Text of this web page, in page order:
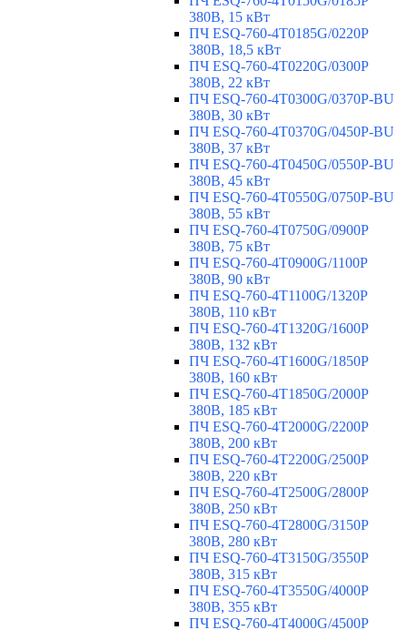
380В, 15 кВт
ПЧ ESQ-760-4T0185G/0220P
380В, 18,5 кВт
ПЧ ESQ-760-4T0220G/0300P
380В, 22 кВт
ПЧ ESQ-760-4T0300G/0370P-BU
380В, 30 кВт
ПЧ ESQ-760-4T0370G/0450P-BU
380В, 37 кВт
ПЧ ESQ-760-4T0450G/0550P-BU
380В, 45 кВт
ПЧ ESQ-760-4T0550G/0750P-BU
380В, 55 кВт
ПЧ ESQ-760-4T0750G/0900P
380В, 75 кВт
ПЧ ESQ-760-4T0900G/1100P
380В, 90 кВт
ПЧ ESQ-760-4T1100G/1320P
380В, 110 кВт
ПЧ ESQ-760-4T1320G/1600P
380В, 132 кВт
ПЧ ESQ-760-4T1600G/1850P
380В, 160 кВт
ПЧ ESQ-760-4T1850G/2000P
380В, 185 кВт
ПЧ ESQ-760-4T2000G/2200P
380В, 200 кВт
ПЧ ESQ-760-4T2200G/2500P
380В, 220 кВт
ПЧ ESQ-760-4T2500G/2800P
380В, 250 кВт
ПЧ ESQ-760-4T2800G/3150P
380В, 280 кВт
ПЧ ESQ-760-4T3150G/3550P
380В, 315 кВт
ПЧ ESQ-760-4T3550G/4000P
380В, 355 кВт
ПЧ ESQ-760-4T4000G/4500P